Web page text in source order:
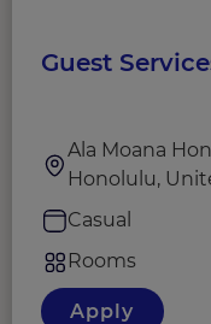
Guest
Ala Moana
Honolulu,
Casual
Rooms
Apply